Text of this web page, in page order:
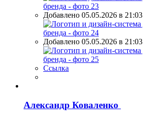
Добавлено 05.05.2026 в 21:03
Добавлено 05.05.2026 в 21:03
Ссылка
Александр Коваленко